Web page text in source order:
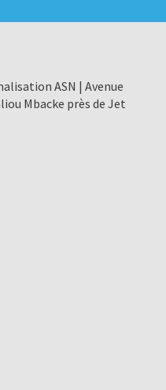
ASN | Avenue
Mbacke près de Jet